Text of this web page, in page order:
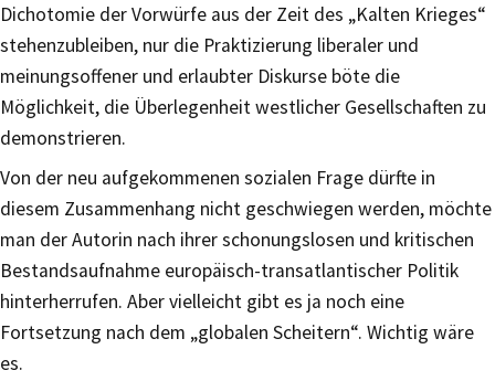
Dichotomie der Vorwürfe aus der Zeit des „Kalten Krieges“
stehenzubleiben, nur die Praktizierung liberaler und
meinungsoffener und erlaubter Diskurse böte die
Möglichkeit, die Überlegenheit westlicher Gesellschaften zu
demonstrieren.
Von der neu aufgekommenen sozialen Frage dürfte in
diesem Zusammenhang nicht geschwiegen werden, möchte
man der Autorin nach ihrer schonungslosen und kritischen
Bestandsaufnahme europäisch-transatlantischer Politik
hinterherrufen. Aber vielleicht gibt es ja noch eine
Fortsetzung nach dem „globalen Scheitern“. Wichtig wäre
es.